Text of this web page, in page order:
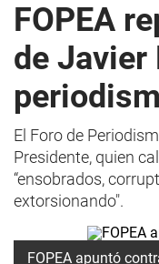
FOPEA
de Javier
El Foro de
Presidente, quien
“ensobrados,
extorsionando".
FOPEA apuntó